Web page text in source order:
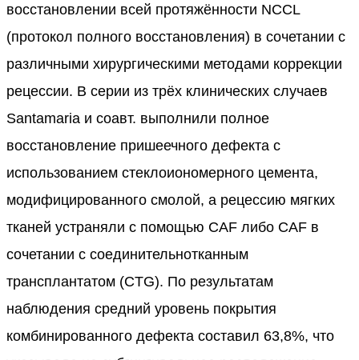
восстановлении всей протяжённости NCCL
(протокол полного восстановления) в сочетании с
различными хирургическими методами коррекции
рецессии. В серии из трёх клинических случаев
Santamaria и соавт. выполнили полное
восстановление пришеечного дефекта с
использованием стеклоиономерного цемента,
модифицированного смолой, а рецессию мягких
тканей устраняли с помощью CAF либо CAF в
сочетании с соединительнотканным
трансплантатом (CTG). По результатам
наблюдения средний уровень покрытия
комбинированного дефекта составил 63,8%, что